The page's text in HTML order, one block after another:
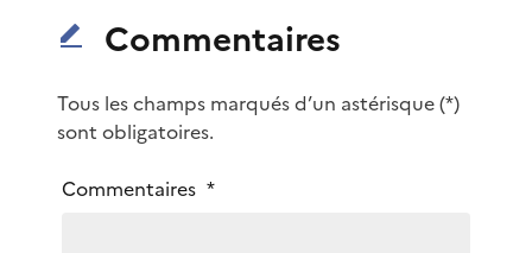
Commentaires
Tous les champs marqués d’un astérisque (*)
sont obligatoires.
V
Commentaires *